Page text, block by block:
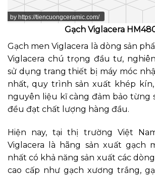
by https://tiencuongceramic.com/
Gạch Viglacera
Gạch men Viglacera là dòng sản
Viglacera chú trọng đầu tư,
sử dụng trang thiết bị máy móc
nhất, quy trình sản xuất khép
nguyên liệu kĩ càng đảm bảo từng
đều đạt chất lượng hàng đầu.
Hiện nay, tại thị trường Việt
Viglacera là hãng sản xuất gạch
nhất có khả năng sản xuất các
cao cấp như gạch xương trắng,